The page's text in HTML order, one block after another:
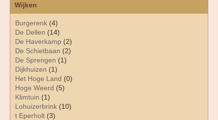
Wijken
Burgerenk (4)
De Dellen (14)
De Haverkamp (2)
De Schietbaan (2)
De Sprengen (1)
Dijkhuizen (1)
Het Hoge Land (0)
Hoge Weerd (5)
Klimtuin (1)
Lohuizerbrink (10)
t Eperholt (3)